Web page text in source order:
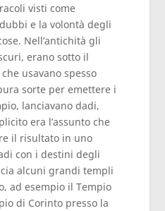
visti come
e la volontà degli
Nell’antichità gli
erano sotto il
usavano spesso
sorte per emettere i
lanciavano dadi,
era l’assunto che
il risultato in uno
con i destini degli
alcuni grandi templi
ad esempio il Tempio
di Corinto presso la